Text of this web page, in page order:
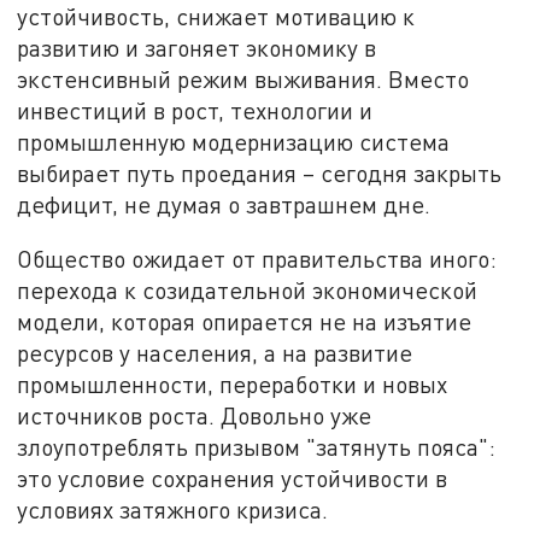
устойчивость, снижает мотивацию к
развитию и загоняет экономику в
экстенсивный режим выживания. Вместо
инвестиций в рост, технологии и
промышленную модернизацию система
выбирает путь проедания – сегодня закрыть
дефицит, не думая о завтрашнем дне.
Общество ожидает от правительства иного:
перехода к созидательной экономической
модели, которая опирается не на изъятие
ресурсов у населения, а на развитие
промышленности, переработки и новых
источников роста. Довольно уже
злоупотреблять призывом "затянуть пояса":
это условие сохранения устойчивости в
условиях затяжного кризиса.